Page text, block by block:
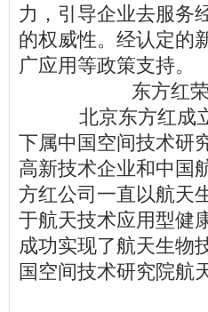
力，引导企业去服务
的权威性。经认定的
广应用等政策支持。
东方红
北京东方红成立
下属中国空间技术研
高新技术企业和中国
方红公司一直以航天
于航天技术应用型健
成功实现了航天生物
国空间技术研究院航